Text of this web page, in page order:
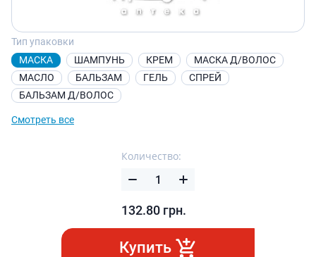
Тип упаковки
МАСКА
ШАМПУНЬ КРЕМ
МАСКА Д/ВОЛОС
МАСЛО
БАЛЬЗАМ ГЕЛЬ
СПРЕЙ
БАЛЬЗАМ Д/ВОЛОС
Смотреть все
Количество:
132.80 грн.
Купить